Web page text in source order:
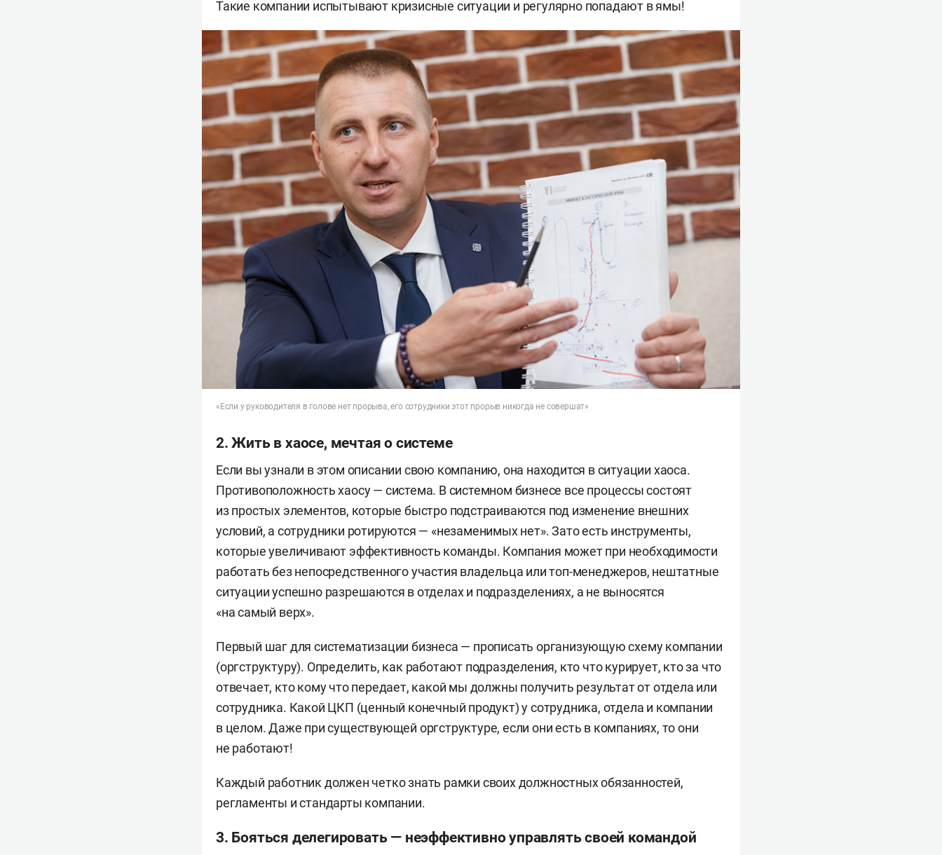
Такие компании испытывают кризисные ситуации и регулярно попадают в ямы!
«Если у руководителя в голове нет прорыва, его сотрудники этот прорыв никогда не совершат»
2. Жить в хаосе, мечтая о системе
Если вы узнали в этом описании свою компанию, она находится в ситуации хаоса.
Противоположность хаосу — система. В системном бизнесе все процессы состоят
из простых элементов, которые быстро подстраиваются под изменение внешних
условий, а сотрудники ротируются — «незаменимых нет». Зато есть инструменты,
которые увеличивают эффективность команды. Компания может при необходимости
работать без непосредственного участия владельца или топ-менеджеров, нештатные
ситуации успешно разрешаются в отделах и подразделениях, а не выносятся
«на самый верх».
Первый шаг для систематизации бизнеса — прописать организующую схему компании
(оргструктуру). Определить, как работают подразделения, кто что курирует, кто за что
отвечает, кто кому что передает, какой мы должны получить результат от отдела или
сотрудника. Какой ЦКП (ценный конечный продукт) у сотрудника, отдела и компании
в целом. Даже при существующей оргструктуре, если они есть в компаниях, то они
не работают!
Каждый работник должен четко знать рамки своих должностных обязанностей,
регламенты и стандарты компании.
3. Бояться делегировать — неэффективно управлять своей командой